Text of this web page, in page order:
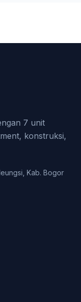
7 unit
konstruksi,
Kab. Bogor